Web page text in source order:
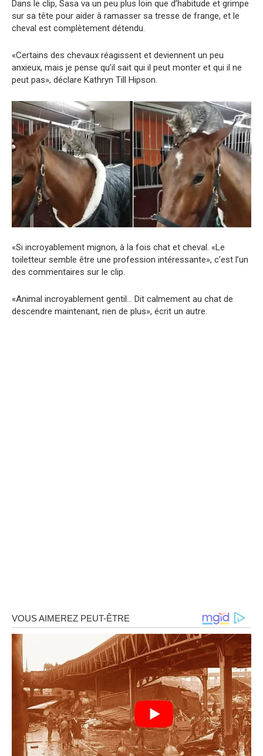
Dans le clip, Sasa va un peu plus loin que d’habitude et grimpe
sur sa tête pour aider à ramasser sa tresse de frange, et le
cheval est complètement détendu.
«Certains des chevaux réagissent et deviennent un peu
anxieux, mais je pense qu’il sait qui il peut monter et qui il ne
peut pas», déclare Kathryn Till Hipson.
«Si incroyablement mignon, à la fois chat et cheval. «Le
toiletteur semble être une profession intéressante», c’est l’un
des commentaires sur le clip.
«Animal incroyablement gentil… Dit calmement au chat de
descendre maintenant, rien de plus», écrit un autre.